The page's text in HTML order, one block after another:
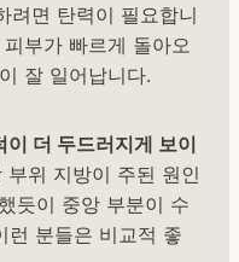
려면 탄력이 필요합니
부가 빠르게 돌아오
잘 일어납니다.
더 두드러지게 보이
위 지방이 주된 원인
듯이 중앙 부분이 수
런 분들은 비교적 좋